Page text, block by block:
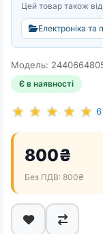
Цей товар також
Електроніка та
Модель:
Є в наявності
6
800₴
Без ПДВ: 800₴